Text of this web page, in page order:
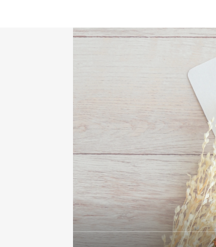
HARISTA採用ペ